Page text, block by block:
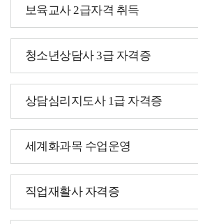
보육교사 2급자격 취득
청소년상담사 3급 자격증
상담심리지도사 1급 자격증
세계화과목 수업운영
직업재활사 자격증